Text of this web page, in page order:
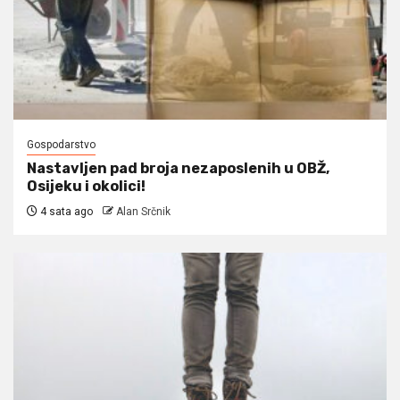
Gospodarstvo
Nastavljen pad broja nezaposlenih u OBŽ,
Osijeku i okolici!
4 sata ago Alan Srčnik